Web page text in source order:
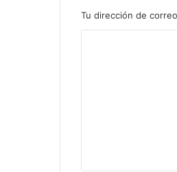
Tu dirección de